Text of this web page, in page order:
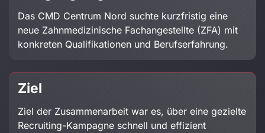
Das CMD Centrum Nord suchte kurzfristig eine
neue Zahnmedizinische Fachangestellte (ZFA) mit
konkreten Qualifikationen und Berufserfahrung.
Ziel
Ziel der Zusammenarbeit war es, über eine gezielte
Recruiting-Kampagne schnell und effizient